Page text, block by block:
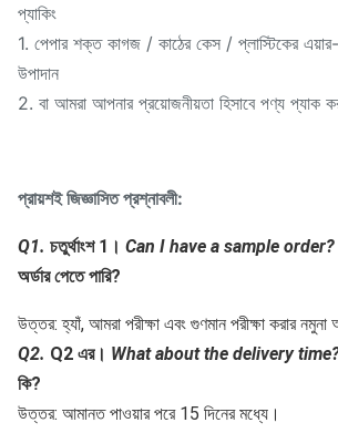
প্যাকিং
1. পেপার শক্ত কাগজ / কাঠের কেস / প্লাস্টিকের
উপাদান
2. বা আমরা আপনার প্রয়োজনীয়তা হিসাবে পণ্য প্যাক
প্রায়শই জিজ্ঞাসিত প্রশ্নাবলী:
Q1. চতুর্থাংশ 1। Can I have a sample order?
অর্ডার পেতে পারি?
উত্তর: হ্যাঁ, আমরা পরীক্ষা এবং গুণমান পরীক্ষা করার
Q2. Q2 এর। What about the delivery
কি?
উত্তর: আমানত পাওয়ার পরে 15 দিনের মধ্যে।